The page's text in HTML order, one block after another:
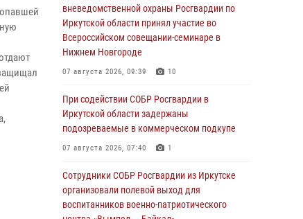
вневедомственной охраны Росгвардии по
Иркутской области принял участие во
Всероссийском совещании-семинаре в
Нижнем Новгороде
07 августа 2026, 09:39 10
При содействии СОБР Росгвардии в
Иркутской области задержаны
подозреваемые в коммерческом подкупе
07 августа 2026, 07:40 1
Сотрудники СОБР Росгвардии из Иркутске
организовали полевой выход для
воспитанников военно-патриотического